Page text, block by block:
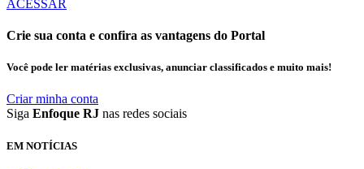
ACESSAR
Crie sua conta e confira as vantagens do Portal
Você pode ler matérias exclusivas, anunciar classificados e muito mais!
Criar minha conta
Siga Enfoque RJ nas redes sociais
EM NOTÍCIAS